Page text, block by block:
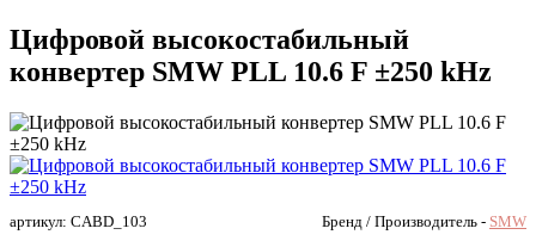
Цифровой высокостабильный
конвертер SMW PLL 10.6 F ±250 kHz
артикул: CABD_103 Бренд / Производитель - SMW